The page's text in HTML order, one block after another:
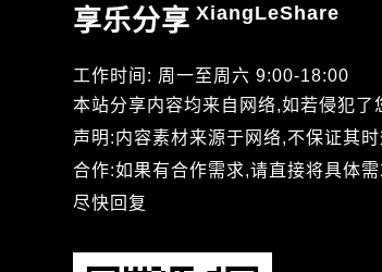
享乐分享 XiangLeShare
工作时间: 周一至周六 9:00-18:00
本站分享内容均来自网络,如若侵犯了
声明:内容素材来源于网络,不保证其时
合作:如果有合作需求,请直接将具体
尽快回复